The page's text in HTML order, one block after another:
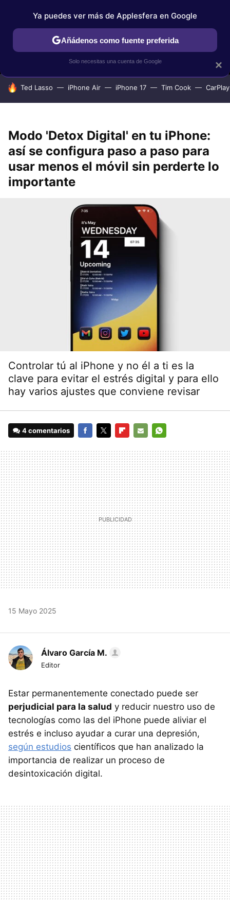
MENÚ NUEVO
TUTORIALES APPLESFERA SELECCIÓN
HOY SE HABLA DE
Ted Lasso iPhone Air iPhone 17 Tim Cook CarPlay
Modo 'Detox Digital' en tu iPhone:
así se configura paso a paso para
usar menos el móvil sin perderte lo
importante
Controlar tú al iPhone y no él a ti es la
clave para evitar el estrés digital y para ello
hay varios ajustes que conviene revisar
4 comentarios
MAIL
15 Mayo 2025
Álvaro García M.
Editor
Estar permanentemente conectado puede ser
perjudicial para la salud y reducir nuestro uso de
tecnologías como las del iPhone puede aliviar el
estrés e incluso ayudar a curar una depresión,
según estudios científicos que han analizado la
importancia de realizar un proceso de
desintoxicación digital.
×
Ya puedes ver más de Applesfera en Google
Añádenos como fuente preferida
Solo necesitas una cuenta de Google